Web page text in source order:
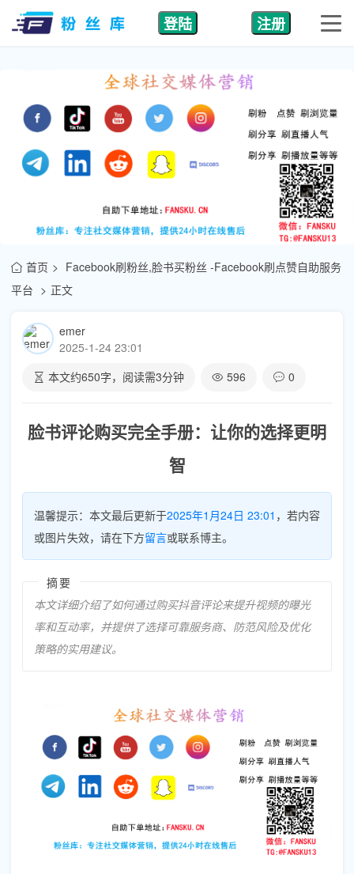
登陆 注册
首页
Facebook刷粉丝,脸书买粉丝 -Facebook刷点赞自助服务
平台
正文
emer
2025-1-24 23:01
本文约650字，阅读需3分钟 596 0
脸书评论购买完全手册：让你的选择更明
智
温馨提示：本文最后更新于2025年1月24日 23:01 ，若内容
或图片失效，请在下方留言或联系博主。
摘要
本文详细介绍了如何通过购买抖音评论来提升视频的曝光
率和互动率，并提供了选择可靠服务商、防范风险及优化
策略的实用建议。